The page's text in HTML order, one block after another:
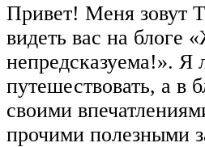
Привет! Меня зовут
видеть вас на блоге
непредсказуема!». Я
путешествовать, а в
своими
прочими полезными